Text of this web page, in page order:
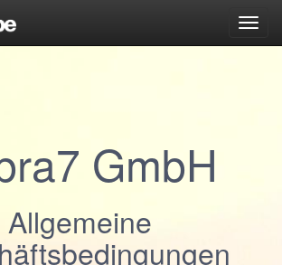
GmbH
Allgemeine